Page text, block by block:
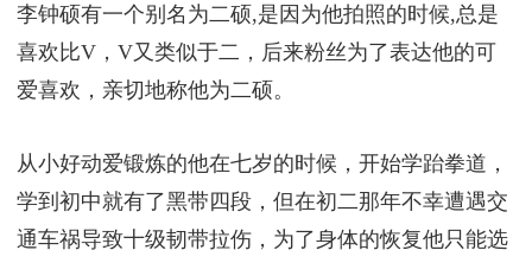
李钟硕有一个别名为二硕,是因为他拍照的时候,总是
喜欢比V，V又类似于二，后来粉丝为了表达他的可
爱喜欢，亲切地称他为二硕。
从小好动爱锻炼的他在七岁的时候，开始学跆拳道，
学到初中就有了黑带四段，但在初二那年不幸遭遇交
通车祸导致十级韧带拉伤，为了身体的恢复他只能选